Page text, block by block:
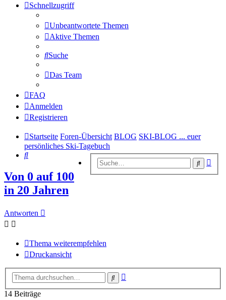
Schnellzugriff
Unbeantwortete Themen
Aktive Themen
Suche
Das Team
FAQ
Anmelden
Registrieren
Startseite Foren-Übersicht BLOG SKI-BLOG ... euer
persönliches Ski-Tagebuch
Suche
Suche
Von 0 auf 100
in 20 Jahren
Antworten
Thema weiterempfehlen
Druckansicht
Suche
14 Beiträge